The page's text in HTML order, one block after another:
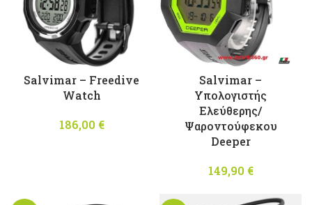
Salvimar – Freedive
Watch
186,00 €
Salvimar –
Υπολογιστής
Ελεύθερης/
Ψαροντούφεκου
Deeper
149,90 €